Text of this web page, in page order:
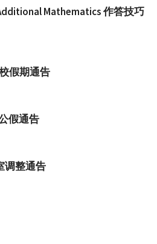
Mathematics 作答技巧
假期通告
假通告
调整通告